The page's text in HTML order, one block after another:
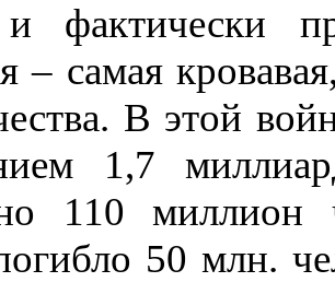
фактически
– самая
В этой
1,7
110
50 млн.